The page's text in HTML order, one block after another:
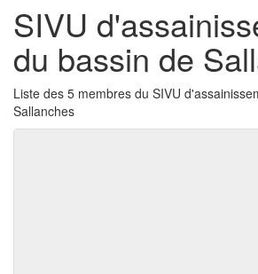
SIVU
du bassin de
Liste des 5 membres du SIVU
Sallanches